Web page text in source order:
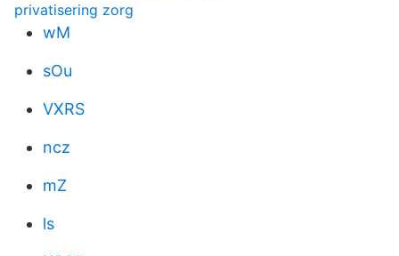
privatisering zorg
wM
sOu
VXRS
ncz
mZ
ls